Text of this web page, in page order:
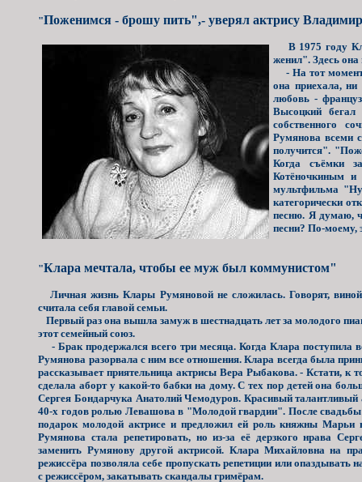
"Поженимся - брошу пить",- уверял актрису
В 1975 году
женил". Здесь
- На тот
она приехала,
любовь -
Высоцкий
собственного
Румянова всеми
получится".
Когда съёмки
Котёночкиным и
мультфильма
категорически
песню. Я думаю,
песни? По-моему,
"Клара мечтала, чтобы ее муж был коммунистом"
Личная жизнь Клары Румяновой не сложилась. Говорят,
считала себя главой семьи.
Первый раз она вышла замуж в шестнадцать лет за молодого
этот семейный союз.
- Брак продержался всего три месяца. Когда Клара
Румянова разорвала с ним все отношения. Клара всегда была
рассказывает приятельница актрисы Вера Рыбакова. - Кстати, к
сделала аборт у какой-то бабки на дому. С тех пор детей она
Сергея Бондарчука Анатолий Чемодуров. Красивый талантливый
40-х годов ролью Левашова в "Молодой гвардии". После
подарок молодой актрисе и предложил ей роль княжны
Румянова стала репетировать, но из-за её дерзкого нрава
заменить Румянову другой актрисой. Клара Михайловна на
режиссёра позволяла себе пропускать репетиции или опаздывать
с режиссёром, закатывать скандалы гримёрам.